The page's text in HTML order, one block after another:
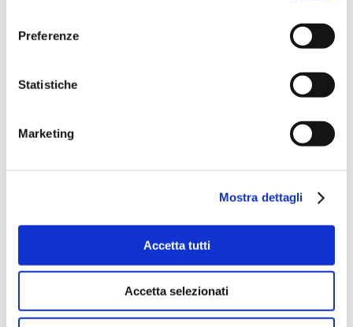
Preferenze
Statistiche
Marketing
Mostra dettagli
Accetta tutti
Accetta selezionati